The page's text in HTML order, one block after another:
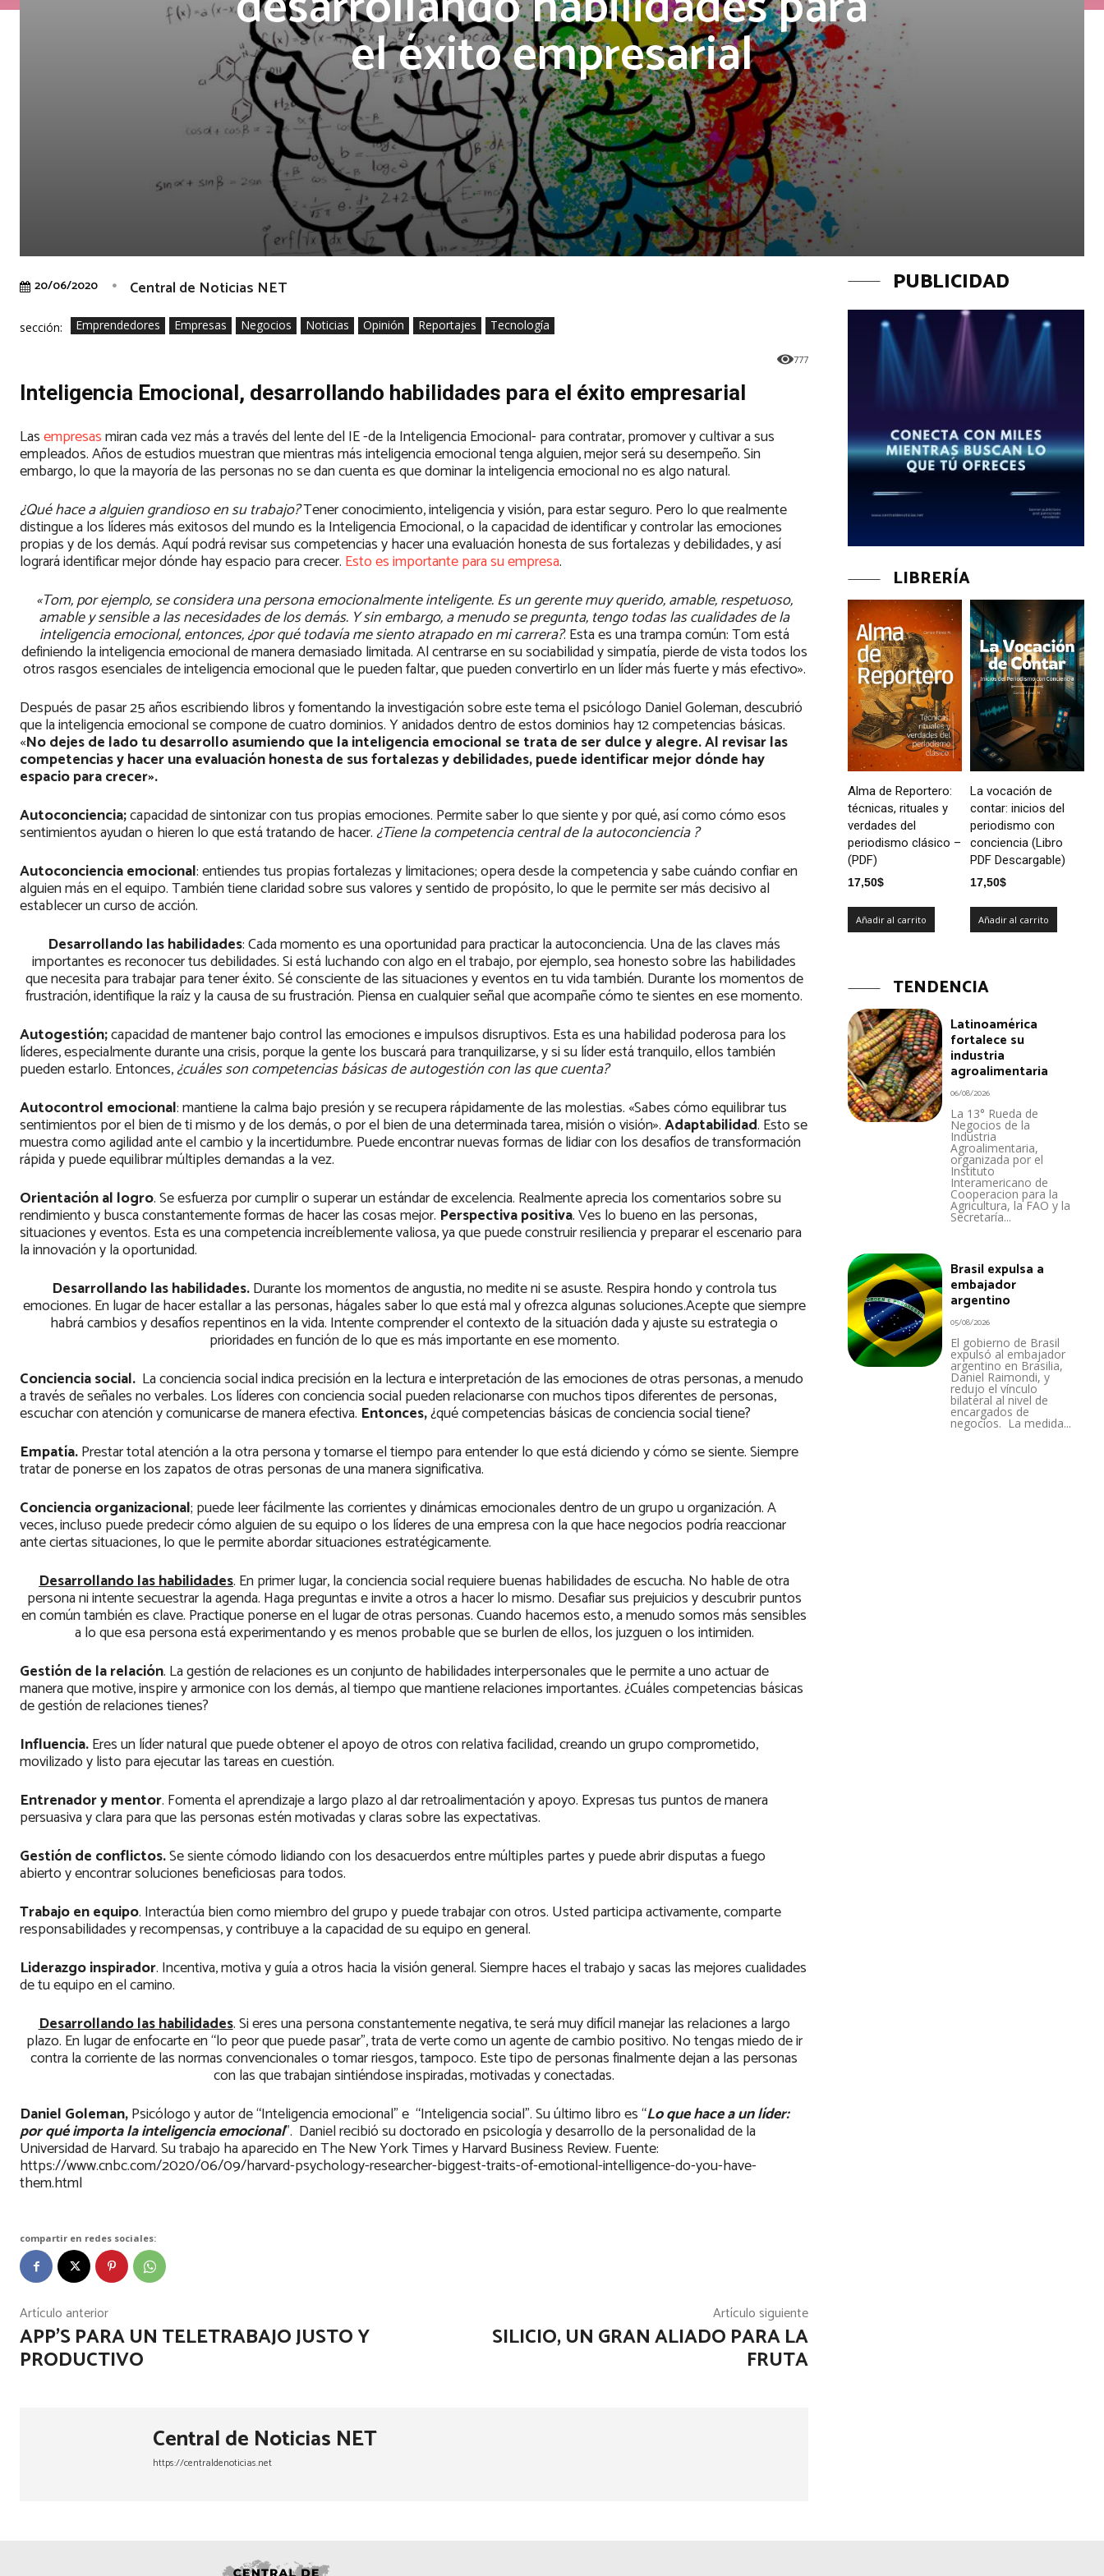
el éxito empresarial
20/06/2020 Central de Noticias NET
sección: Emprendedores Empresas Negocios Noticias Opinión Reportajes Tecnología
777
Inteligencia Emocional, desarrollando habilidades para el éxito empresarial
Lasempresasmiran cada vez más a través del lente del IE -de la Inteligencia Emocional- para contratar, promover y cultivar a sus
empleados. Años de estudios muestran que mientras más inteligencia emocional tenga alguien, mejor será su desempeño. Sin
embargo, lo que la mayoría de las personas no se dan cuenta es que dominar la inteligencia emocional no es algo natural.
¿Qué hace a alguien grandioso en su trabajo?Tener conocimiento, inteligencia y visión, para estar seguro. Pero lo que realmente
distingue a los líderes más exitosos del mundo es la Inteligencia Emocional, o la capacidad de identificar y controlar las emociones
propias y de los demás. Aquí podrá revisar sus competencias y hacer una evaluación honesta de sus fortalezas y debilidades, y así
logrará identificar mejor dónde hay espacio para crecer. Esto es importante para su empresa.
«Tom, por ejemplo, se considera una persona emocionalmente inteligente. Es un gerente muy querido, amable, respetuoso,
amable y sensible a las necesidades de los demás. Y sin embargo, a menudo se pregunta, tengo todas las cualidades de la
inteligencia emocional, entonces, ¿por qué todavía me siento atrapado en mi carrera?. Esta es una trampa común: Tom está
definiendo la inteligencia emocional de manera demasiado limitada. Al centrarse en su sociabilidad y simpatía, pierde de vista todos los
otros rasgos esenciales de inteligencia emocional que le pueden faltar, que pueden convertirlo en un líder más fuerte y más efectivo».
Después de pasar 25 años escribiendo libros y fomentando la investigación sobre este tema el psicólogo Daniel Goleman, descubrió
que la inteligencia emocional se compone de cuatro dominios. Y anidados dentro de estos dominios hay 12 competencias básicas.
«No dejes de lado tu desarrollo asumiendo que la inteligencia emocional se trata de ser dulce y alegre. Al revisar las
competencias y hacer una evaluación honesta de sus fortalezas y debilidades, puede identificar mejor dónde hay
espacio para crecer».
Autoconciencia;capacidad de sintonizar con tus propias emociones. Permite saber lo que siente y por qué, así como cómo esos
sentimientos ayudan o hieren lo que está tratando de hacer. ¿Tiene la competencia central de la autoconciencia ?
Autoconciencia emocional: entiendes tus propias fortalezas y limitaciones; opera desde la competencia y sabe cuándo confiar en
alguien más en el equipo. También tiene claridad sobre sus valores y sentido de propósito, lo que le permite ser más decisivo al
establecer un curso de acción.
Desarrollando las habilidades: Cada momento es una oportunidad para practicar la autoconciencia. Una de las claves más
importantes es reconocer tus debilidades. Si está luchando con algo en el trabajo, por ejemplo, sea honesto sobre las habilidades
que necesita para trabajar para tener éxito. Sé consciente de las situaciones y eventos en tu vida también. Durante los momentos de
frustración, identifique la raíz y la causa de su frustración. Piensa en cualquier señal que acompañe cómo te sientes en ese momento.
Autogestión;capacidad de mantener bajo control las emociones e impulsos disruptivos. Esta es una habilidad poderosa para los
líderes, especialmente durante una crisis, porque la gente los buscará para tranquilizarse, y si su líder está tranquilo, ellos también
pueden estarlo. Entonces,¿cuáles son competencias básicas de autogestión con las que cuenta?
Autocontrol emocional: mantiene la calma bajo presión y se recupera rápidamente de las molestias. «Sabes cómo equilibrar tus
sentimientos por el bien de ti mismo y de los demás, o por el bien de una determinada tarea, misión o visión».Adaptabilidad. Esto se
muestra como agilidad ante el cambio y la incertidumbre. Puede encontrar nuevas formas de lidiar con los desafíos de transformación
rápida y puede equilibrar múltiples demandas a la vez.
Orientación al logro. Se esfuerza por cumplir o superar un estándar de excelencia. Realmente aprecia los comentarios sobre su
rendimiento y busca constantemente formas de hacer las cosas mejor. Perspectiva positiva. Ves lo bueno en las personas,
situaciones y eventos. Esta es una competencia increíblemente valiosa, ya que puede construir resiliencia y preparar el escenario para
la innovación y la oportunidad.
Desarrollando las habilidades.Durante los momentos de angustia, no medite ni se asuste. Respira hondo y controla tus
emociones. En lugar de hacer estallar a las personas, hágales saber lo que está mal y ofrezca algunas soluciones.Acepte que siempre
habrá cambios y desafíos repentinos en la vida. Intente comprender el contexto de la situación dada y ajuste su estrategia o
prioridades en función de lo que es más importante en ese momento.
Conciencia social. La conciencia social indica precisión en la lectura e interpretación de las emociones de otras personas, a menudo
a través de señales no verbales. Los líderes con conciencia social pueden relacionarse con muchos tipos diferentes de personas,
escuchar con atención y comunicarse de manera efectiva. Entonces,¿qué competencias básicas de conciencia social tiene?
Empatía.Prestar total atención a la otra persona y tomarse el tiempo para entender lo que está diciendo y cómo se siente. Siempre
tratar de ponerse en los zapatos de otras personas de una manera significativa.
Conciencia organizacional; puede leer fácilmente las corrientes y dinámicas emocionales dentro de un grupo u organización. A
veces, incluso puede predecir cómo alguien de su equipo o los líderes de una empresa con la que hace negocios podría reaccionar
ante ciertas situaciones, lo que le permite abordar situaciones estratégicamente.
Desarrollando las habilidades. En primer lugar, la conciencia social requiere buenas habilidades de escucha. No hable de otra
persona ni intente secuestrar la agenda. Haga preguntas e invite a otros a hacer lo mismo. Desafiar sus prejuicios y descubrir puntos
en común también es clave. Practique ponerse en el lugar de otras personas. Cuando hacemos esto, a menudo somos más sensibles
a lo que esa persona está experimentando y es menos probable que se burlen de ellos, los juzguen o los intimiden.
Gestión de la relación. La gestión de relaciones es un conjunto de habilidades interpersonales que le permite a uno actuar de
manera que motive, inspire y armonice con los demás, al tiempo que mantiene relaciones importantes. ¿Cuáles competencias básicas
de gestión de relaciones tienes?
Influencia.Eres un líder natural que puede obtener el apoyo de otros con relativa facilidad, creando un grupo comprometido,
movilizado y listo para ejecutar las tareas en cuestión.
Entrenador y mentor. Fomenta el aprendizaje a largo plazo al dar retroalimentación y apoyo. Expresas tus puntos de manera
persuasiva y clara para que las personas estén motivadas y claras sobre las expectativas.
Gestión de conflictos.Se siente cómodo lidiando con los desacuerdos entre múltiples partes y puede abrir disputas a fuego
abierto y encontrar soluciones beneficiosas para todos.
Trabajo en equipo. Interactúa bien como miembro del grupo y puede trabajar con otros. Usted participa activamente, comparte
responsabilidades y recompensas, y contribuye a la capacidad de su equipo en general.
Liderazgo inspirador. Incentiva, motiva y guía a otros hacia la visión general. Siempre haces el trabajo y sacas las mejores cualidades
de tu equipo en el camino.
Desarrollando las habilidades. Si eres una persona constantemente negativa, te será muy difícil manejar las relaciones a largo
plazo. En lugar de enfocarte en “lo peor que puede pasar”, trata de verte como un agente de cambio positivo. No tengas miedo de ir
contra la corriente de las normas convencionales o tomar riesgos, tampoco. Este tipo de personas finalmente dejan a las personas
con las que trabajan sintiéndose inspiradas, motivadas y conectadas.
Daniel Goleman,Psicólogo y autor de “Inteligencia emocional” e “Inteligencia social”. Su último libro es “Lo que hace a un líder:
por qué importa la inteligencia emocional”. Daniel recibió su doctorado en psicología y desarrollo de la personalidad de la
Universidad de Harvard. Su trabajo ha aparecido en The New York Times y Harvard Business Review. Fuente:
https://www.cnbc.com/2020/06/09/harvard-psychology-researcher-biggest-traits-of-emotional-intelligence-do-you-have-
them.html
compartir en redes sociales:
Artículo anterior
APP’S PARA UN TELETRABAJO JUSTO Y
PRODUCTIVO
Artículo siguiente
SILICIO, UN GRAN ALIADO PARA LA
FRUTA
Central de Noticias NET
https://centraldenoticias.net
PUBLICIDAD
LIBRERÍA
Alma de Reportero:
técnicas, rituales y
verdades del
periodismo clásico –
(PDF)
17,50$
Añadir al carrito
La vocación de
contar: inicios del
periodismo con
conciencia (Libro
PDF Descargable)
17,50$
Añadir al carrito
TENDENCIA
Latinoamérica
fortalece su
industria
agroalimentaria
06/08/2026
La 13° Rueda de
Negocios de la
Industria
Agroalimentaria,
organizada por el
Instituto
Interamericano de
Cooperacion para la
Agricultura, la FAO y la
Secretaría...
Brasil expulsa a
embajador
argentino
05/08/2026
El gobierno de Brasil
expulsó al embajador
argentino en Brasilia,
Daniel Raimondi, y
redujo el vínculo
bilateral al nivel de
encargados de
negocios. La medida...